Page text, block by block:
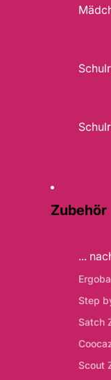
Zubehör
...
Step
Satch
Scout